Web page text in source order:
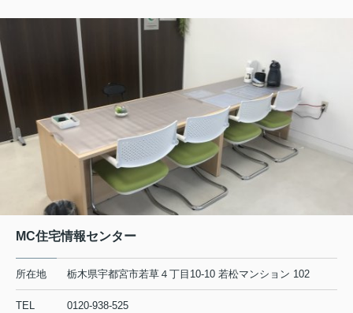
MC住宅情報センター
所在地 栃木県宇都宮市若草４丁目10-10 若松マンション 102
TEL 0120-938-525